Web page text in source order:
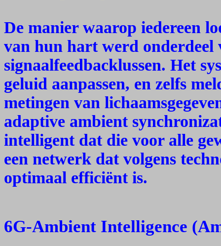
De manier waarop iedereen
van hun hart werd onderdeel
signaalfeedbacklussen. Het
geluid aanpassen, en zelfs
metingen van
adaptive ambient
intelligent dat die voor alle
een netwerk dat volgens
optimaal efficiënt is.
6G-Ambient Intelligence